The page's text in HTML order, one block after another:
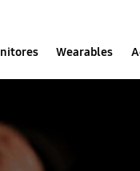
Wearables